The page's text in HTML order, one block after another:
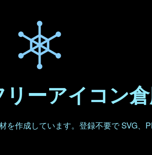
リーアイコン
作成しています。登録不要で SVG